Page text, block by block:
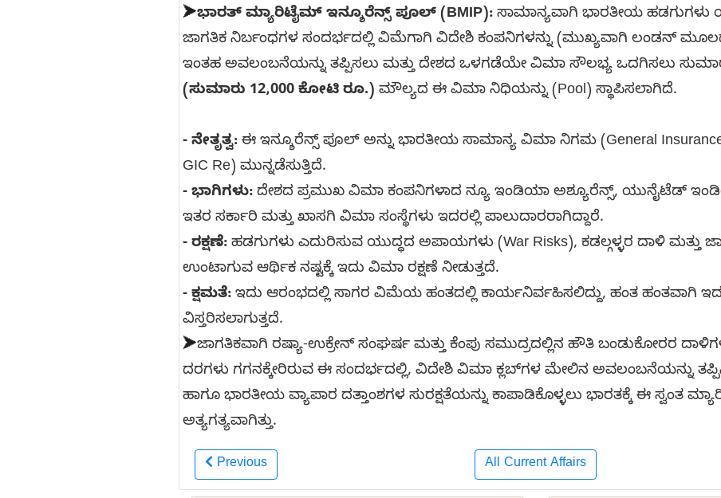
➤ಭಾರತ್ ಮ್ಯಾರಿಟೈಮ್ ಇನ್ಶೂರೆನ್ಸ್ ಪೂಲ್ (BMIP): ಸಾಮಾನ್ಯವಾಗಿ ಭಾರತೀಯ
ಜಾಗತಿಕ ನಿರ್ಬಂಧಗಳ ಸಂದರ್ಭದಲ್ಲಿ ವಿಮೆಗಾಗಿ ವಿದೇಶಿ ಕಂಪನಿಗಳನ್ನು (ಮುಖ್ಯವಾಗಿ ಲಂಡನ್
ಇಂತಹ ಅವಲಂಬನೆಯನ್ನು ತಪ್ಪಿಸಲು ಮತ್ತು ದೇಶದ ಒಳಗಡೆಯೇ ವಿಮಾ ಸೌಲಭ್ಯ ಒದಗಿಸಲು
(ಸುಮಾರು 12,000 ಕೋಟಿ ರೂ.) ಮೌಲ್ಯದ ಈ ವಿಮಾ ನಿಧಿಯನ್ನು (Pool) ಸ್ಥಾಪಿಸಲಾಗಿದೆ.
- ನೇತೃತ್ವ: ಈ ಇನ್ಶೂರೆನ್ಸ್ ಪೂಲ್ ಅನ್ನು ಭಾರತೀಯ ಸಾಮಾನ್ಯ ವಿಮಾ ನಿಗಮ (General Insurance
GIC Re) ಮುನ್ನಡೆಸುತ್ತಿದೆ.
- ಭಾಗಿಗಳು: ದೇಶದ ಪ್ರಮುಖ ವಿಮಾ ಕಂಪನಿಗಳಾದ ನ್ಯೂ ಇಂಡಿಯಾ ಅಶ್ಯೂರೆನ್ಸ್, ಯುನೈಟೆಡ್
ಇತರ ಸರ್ಕಾರಿ ಮತ್ತು ಖಾಸಗಿ ವಿಮಾ ಸಂಸ್ಥೆಗಳು ಇದರಲ್ಲಿ ಪಾಲುದಾರರಾಗಿದ್ದಾರೆ.
- ರಕ್ಷಣೆ: ಹಡಗುಗಳು ಎದುರಿಸುವ ಯುದ್ಧದ ಅಪಾಯಗಳು (War Risks), ಕಡಲ್ಗಳ್ಳರ ದಾಳಿ ಮತ್ತು
ಉಂಟಾಗುವ ಆರ್ಥಿಕ ನಷ್ಟಕ್ಕೆ ಇದು ವಿಮಾ ರಕ್ಷಣೆ ನೀಡುತ್ತದೆ.
- ಕ್ಷಮತೆ: ಇದು ಆರಂಭದಲ್ಲಿ ಸಾಗರ ವಿಮೆಯ ಹಂತದಲ್ಲಿ ಕಾರ್ಯನಿರ್ವಹಿಸಲಿದ್ದು, ಹಂತ ಹಂತವಾಗಿ
ವಿಸ್ತರಿಸಲಾಗುತ್ತದೆ.
➤ಜಾಗತಿಕವಾಗಿ ರಷ್ಯಾ-ಉಕ್ರೇನ್ ಸಂಘರ್ಷ ಮತ್ತು ಕೆಂಪು ಸಮುದ್ರದಲ್ಲಿನ ಹೌತಿ ಬಂಡುಕೋರರ
ದರಗಳು ಗಗನಕ್ಕೇರಿರುವ ಈ ಸಂದರ್ಭದಲ್ಲಿ, ವಿದೇಶಿ ವಿಮಾ ಕ್ಲಬ್‌ಗಳ ಮೇಲಿನ ಅವಲಂಬನೆಯನ್ನು
ಹಾಗೂ ಭಾರತೀಯ ವ್ಯಾಪಾರ ದತ್ತಾಂಶಗಳ ಸುರಕ್ಷತೆಯನ್ನು ಕಾಪಾಡಿಕೊಳ್ಳಲು ಭಾರತಕ್ಕೆ ಈ ಸ್ವಂತ
ಅತ್ಯಗತ್ಯವಾಗಿತ್ತು.
Previous All Current Affairs